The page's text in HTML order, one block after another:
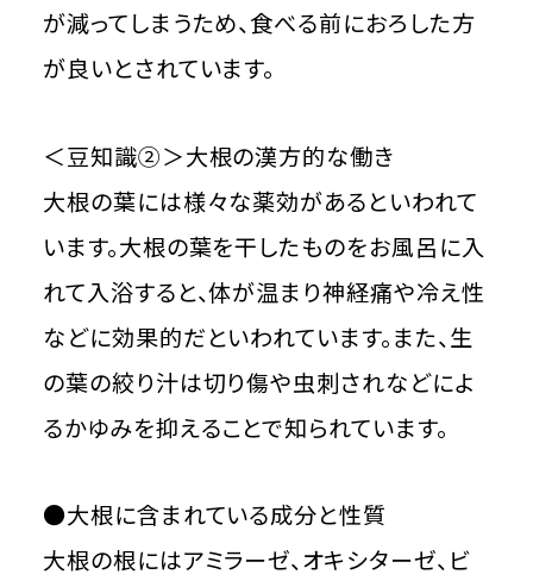
が減ってしまうため、食べる前におろした方
が良いとされています。
＜豆知識②＞大根の漢方的な働き
大根の葉には様々な薬効があるといわれて
います。大根の葉を干したものをお風呂に入
れて入浴すると、体が温まり神経痛や冷え性
などに効果的だといわれています。また、生
の葉の絞り汁は切り傷や虫刺されなどによ
るかゆみを抑えることで知られています。
●大根に含まれている成分と性質
大根の根にはアミラーゼ、オキシターゼ、ビ